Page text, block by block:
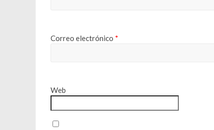
Correo electrónico *
Web